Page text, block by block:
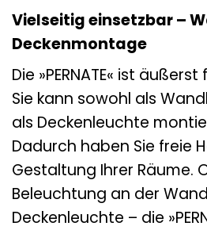
Vielseitig einsetzbar –
Deckenmontage
Die »PERNATE« ist
Sie kann sowohl als
als Deckenleuchte
Dadurch haben Sie freie
Gestaltung Ihrer Räume.
Beleuchtung an der
Deckenleuchte – die